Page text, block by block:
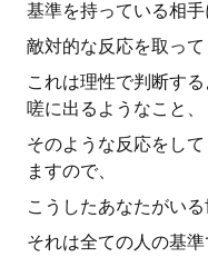
基準を持っている相手
敵対的な反応を取って
これは理性で判断す
嗟に出るようなこと、
そのような反応をし
ますので、
こうしたあなたがいる
それは全ての人の基